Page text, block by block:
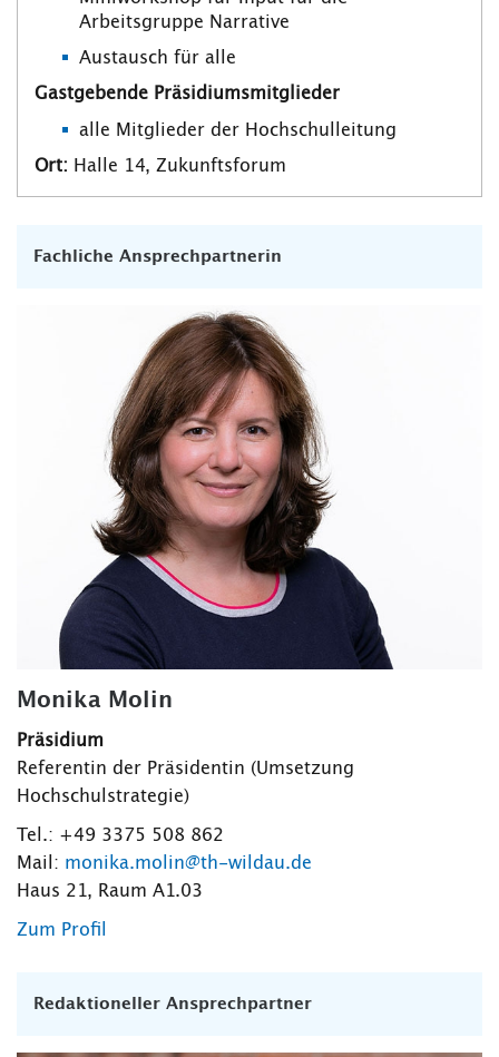
Arbeitsgruppe Narrative
Austausch für alle
Gastgebende Präsidiumsmitglieder
alle Mitglieder der Hochschulleitung
Ort: Halle 14, Zukunftsforum
Fachliche Ansprechpartnerin
Monika Molin
Präsidium
Referentin der Präsidentin (Umsetzung
Hochschulstrategie)
Tel.: +49 3375 508 862
Mail: monika.molin@th-wildau.de
Haus 21, Raum A1.03
Zum Profil
Redaktioneller Ansprechpartner